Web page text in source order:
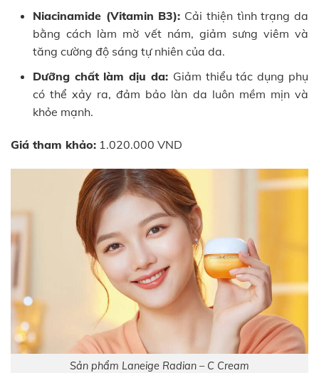
Niacinamide (Vitamin B3): Cải thiện tình trạng da
bằng cách làm mờ vết nám, giảm sưng viêm và
tăng cường độ sáng tự nhiên của da.
Dưỡng chất làm dịu da: Giảm thiểu tác dụng phụ
có thể xảy ra, đảm bảo làn da luôn mềm mịn và
khỏe mạnh.
Giá tham khảo: 1.020.000 VND
Sản phẩm Laneige Radian – C Cream